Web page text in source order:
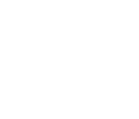
একটা ওষুধও লিখে দিচ্ছি, কিন্তু